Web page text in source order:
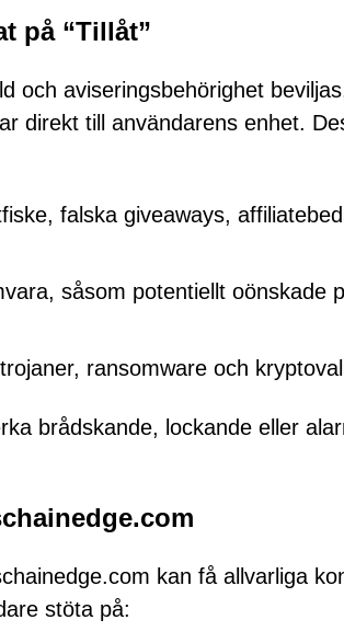
på “Tillåt”
och aviseringsbehörighet
direkt till användarens enhet.
falska giveaways,
såsom potentiellt oönskade
ransomware och
brådskande, lockande eller
kan få allvarliga
stöta på: